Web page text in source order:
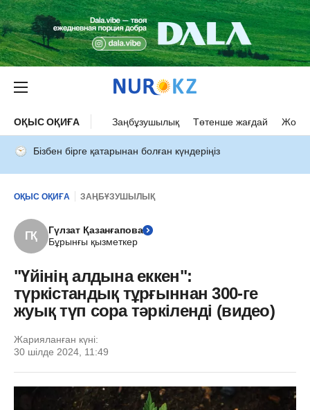
ОҚЫС ОҚИҒА Заңбұзушылық Төтенше жағдай Жол
Бізбен бірге қатарынан болған күндеріңіз
ОҚЫС ОҚИҒА ЗАҢБҰЗУШЫЛЫҚ
ГҚ
Гүлзат Қазанғапова
Бұрынғы қызметкер
"Үйінің алдына еккен":
түркістандық тұрғыннан 300-ге
жуық түп сора тәркіленді (видео)
Жарияланған күні:
30 шілде 2024, 11:49